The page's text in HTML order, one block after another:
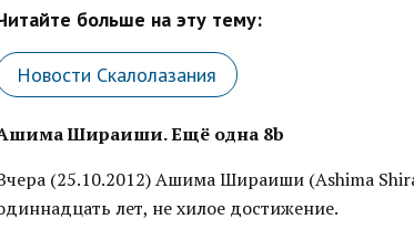
больше на эту тему:
Новости Скалолазания
Шираиши. Ещё одна 8b
(25.10.2012) Ашима Шираиши (Ashima
лет, не хилое достижение.